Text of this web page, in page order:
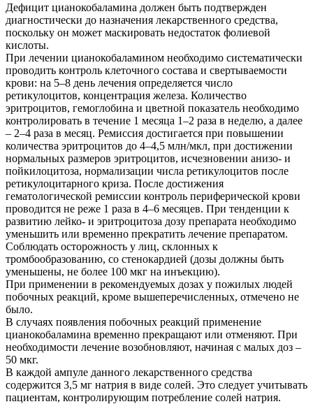
Дефицит цианокобаламина должен быть подтвержден
диагностически до назначения лекарственного средства,
поскольку он может маскировать недостаток фолиевой
кислоты.
При лечении цианокобаламином необходимо систематически
проводить контроль клеточного состава и свертываемости
крови: на 5–8 день лечения определяется число
ретикулоцитов, концентрация железа. Количество
эритроцитов, гемоглобина и цветной показатель необходимо
контролировать в течение 1 месяца 1–2 раза в неделю, а далее
– 2–4 раза в месяц. Ремиссия достигается при повышении
количества эритроцитов до 4–4,5 млн/мкл, при достижении
нормальных размеров эритроцитов, исчезновении анизо- и
пойкилоцитоза, нормализации числа ретикулоцитов после
ретикулоцитарного криза. После достижения
гематологической ремиссии контроль периферической крови
проводится не реже 1 раза в 4–6 месяцев. При тенденции к
развитию лейко- и эритроцитоза дозу препарата необходимо
уменьшить или временно прекратить лечение препаратом.
Соблюдать осторожность у лиц, склонных к
тромбообразованию, со стенокардией (дозы должны быть
уменьшены, не более 100 мкг на инъекцию).
При применении в рекомендуемых дозах у пожилых людей
побочных реакций, кроме вышеперечисленных, отмечено не
было.
В случаях появления побочных реакций применение
цианокобаламина временно прекращают или отменяют. При
необходимости лечение возобновляют, начиная с малых доз –
50 мкг.
В каждой ампуле данного лекарственного средства
содержится 3,5 мг натрия в виде солей. Это следует учитывать
пациентам, контролирующим потребление солей натрия.